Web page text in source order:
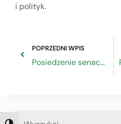
i polityk.
POPRZEDNI WPIS
Posiedzenie senackiej Komisji Budżetu i Finansów Publicznych